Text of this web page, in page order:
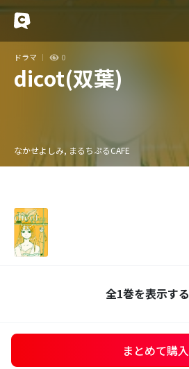
ドラマ 0
dicot(双葉)
なかせよしみ, まるちぷるCAFE
全1巻を表示する
まとめて購入